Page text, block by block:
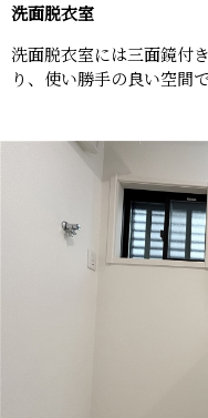
洗面脱衣室
洗面脱衣室には三面鏡付
り、使い勝手の良い空間で